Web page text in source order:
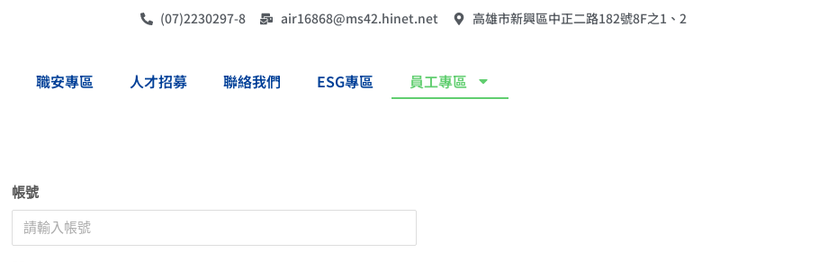
(07)2230297-8 air16868@ms42.hinet.net 高雄市新興區中正二路182號8F之1、2
職安專區 人才招募 聯絡我們 ESG專區 員工專區
帳號